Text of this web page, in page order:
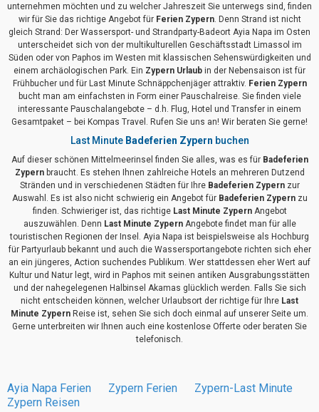
unternehmen möchten und zu welcher Jahreszeit Sie unterwegs sind, finden
wir für Sie das richtige Angebot für Ferien Zypern. Denn Strand ist nicht
gleich Strand: Der Wassersport- und Strandparty-Badeort Ayia Napa im Osten
unterscheidet sich von der multikulturellen Geschäftsstadt Limassol im
Süden oder von Paphos im Westen mit klassischen Sehenswürdigkeiten und
einem archäologischen Park. Ein Zypern Urlaub in der Nebensaison ist für
Frühbucher und für Last Minute Schnäppchenjäger attraktiv. Ferien Zypern
bucht man am einfachsten in Form einer Pauschalreise. Sie finden viele
interessante Pauschalangebote – d.h. Flug, Hotel und Transfer in einem
Gesamtpaket – bei Kompas Travel. Rufen Sie uns an! Wir beraten Sie gerne!
Last Minute Badeferien Zypern buchen
Auf dieser schönen Mittelmeerinsel finden Sie alles, was es für Badeferien
Zypernbraucht. Es stehen Ihnen zahlreiche Hotels an mehreren Dutzend
Stränden und in verschiedenen Städten für Ihre Badeferien Zypernzur
Auswahl. Es ist also nicht schwierig ein Angebot für Badeferien Zypernzu
finden. Schwieriger ist, das richtige Last Minute ZypernAngebot
auszuwählen. Denn Last Minute ZypernAngebote findet man für alle
touristischen Regionen der Insel. Ayia Napa ist beispielsweise als Hochburg
für Partyurlaub bekannt und auch die Wassersportangebote richten sich eher
an ein jüngeres, Action suchendes Publikum. Wer stattdessen eher Wert auf
Kultur und Natur legt, wird in Paphos mit seinen antiken Ausgrabungsstätten
und der nahegelegenen Halbinsel Akamas glücklich werden. Falls Sie sich
nicht entscheiden können, welcher Urlaubsort der richtige für Ihre Last
Minute Zypern Reise ist, sehen Sie sich doch einmal auf unserer Seite um.
Gerne unterbreiten wir Ihnen auch eine kostenlose Offerte oder beraten Sie
telefonisch.
Ayia Napa Ferien Zypern Ferien
Zypern-Last Minute
Zypern Reisen